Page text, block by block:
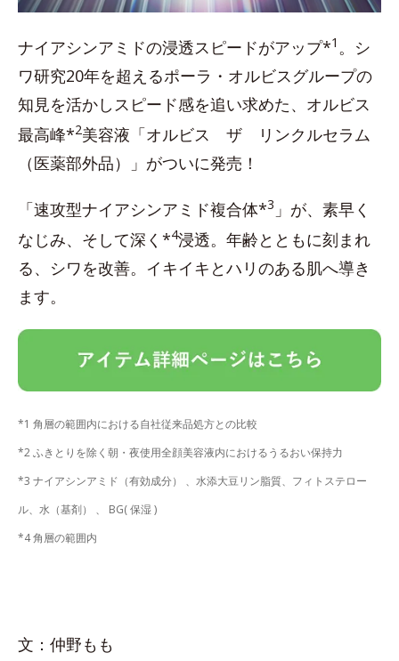
ナイアシンアミドの浸透スピードがアップ*1 。シ
ワ研究20年を超えるポーラ・オルビスグループの
知見を活かしスピード感を追い求めた、オルビス
最高峰*2美容液「オルビス ザ リンクルセラム
（医薬部外品）」がついに発売！
「速攻型ナイアシンアミド複合体*3 」が、素早く
なじみ、そして深く*4浸透。年齢とともに刻まれ
る、シワを改善。イキイキとハリのある肌へ導き
ます。
*1 角層の範囲内における自社従来品処方との比較
*2 ふきとりを除く朝・夜使用全顔美容液内におけるうるおい保持力
*3 ナイアシンアミド（有効成分） 、水添大豆リン脂質、フィトステロー
ル、水（基剤） 、 BG( 保湿 )
*4 角層の範囲内
文：仲野もも